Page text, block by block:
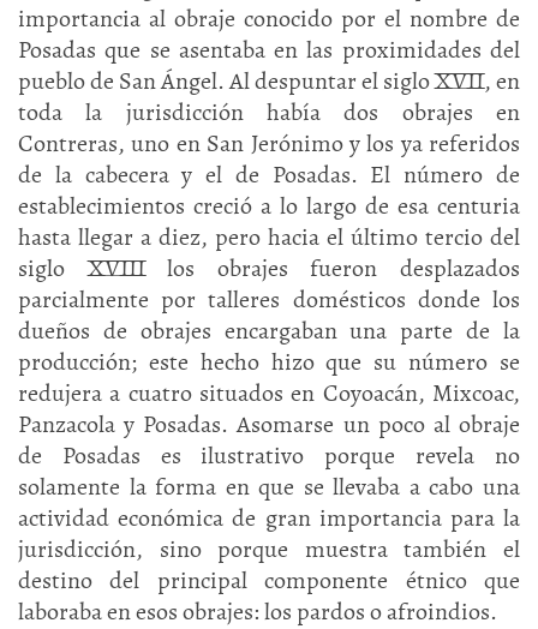
importancia al obraje conocido por el nombre de
Posadas que se asentaba en las proximidades del
pueblo de San Ángel. Al despuntar el siglo XVII, en
toda la jurisdicción había dos obrajes en
Contreras, uno en San Jerónimo y los ya referidos
de la cabecera y el de Posadas. El número de
establecimientos creció a lo largo de esa centuria
hasta llegar a diez, pero hacia el último tercio del
siglo XVIII los obrajes fueron desplazados
parcialmente por talleres domésticos donde los
dueños de obrajes encargaban una parte de la
producción; este hecho hizo que su número se
redujera a cuatro situados en Coyoacán, Mixcoac,
Panzacola y Posadas. Asomarse un poco al obraje
de Posadas es ilustrativo porque revela no
solamente la forma en que se llevaba a cabo una
actividad económica de gran importancia para la
jurisdicción, sino porque muestra también el
destino del principal componente étnico que
laboraba en esos obrajes: los pardos o afroindios.